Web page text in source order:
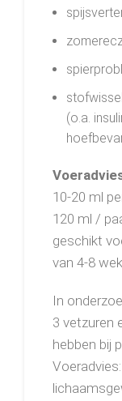
(o.a.
10-20 ml
120 ml /
geschikt
van 4-8
In
3 vetzuren
hebben bij